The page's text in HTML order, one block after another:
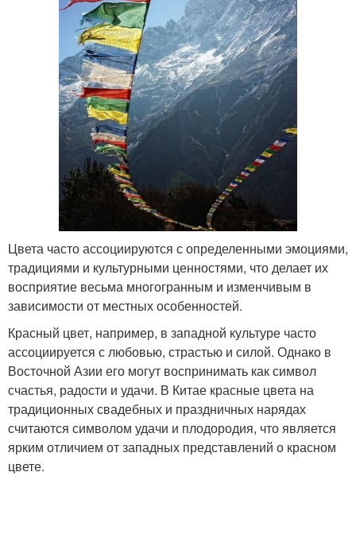
Цвета часто ассоциируются с определенными эмоциями,
традициями и культурными ценностями, что делает их
восприятие весьма многогранным и изменчивым в
зависимости от местных особенностей.
Красный цвет, например, в западной культуре часто
ассоциируется с любовью, страстью и силой. Однако в
Восточной Азии его могут воспринимать как символ
счастья, радости и удачи. В Китае красные цвета на
традиционных свадебных и праздничных нарядах
считаются символом удачи и плодородия, что является
ярким отличием от западных представлений о красном
цвете.